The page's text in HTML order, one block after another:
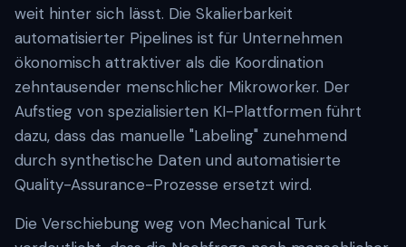
weit hinter sich lässt. Die Skalierbarkeit
automatisierter Pipelines ist für Unternehmen
ökonomisch attraktiver als die Koordination
zehntausender menschlicher Mikroworker. Der
Aufstieg von spezialisierten KI-Plattformen führt
dazu, dass das manuelle "Labeling" zunehmend
durch synthetische Daten und automatisierte
Quality-Assurance-Prozesse ersetzt wird.
Die Verschiebung weg von Mechanical Turk